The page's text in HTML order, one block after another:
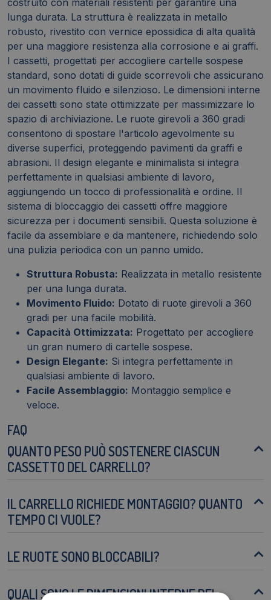
lunga durata. La struttura è realizzata in metallo
robusto, rivestito con vernice epossidica di alta qualità
per una maggiore resistenza alla corrosione e ai graffi.
I cassetti, progettati per accogliere cartelle sospese
standard, sono dotati di guide scorrevoli che assicurano
un movimento fluido e silenzioso. Le dimensioni interne
dei cassetti sono state ottimizzate per massimizzare lo
spazio di archiviazione. Le ruote girevoli a 360 gradi
consentono di spostare l'articolo agevolmente su
diverse superfici, proteggendo pavimenti da graffi e
abrasioni. Il design elegante e minimalista si integra
perfettamente in qualsiasi ambiente di lavoro,
aggiungendo un tocco di professionalità e ordine. Il
sistema di bloccaggio dei cassetti offre maggiore
sicurezza per i documenti sensibili. Questa soluzione è
facile da assemblare e da mantenere, richiedendo solo
una pulizia periodica con un panno umido.
Struttura Robusta: Realizzata in metallo resistente
per una lunga durata.
Movimento Fluido: Dotato di ruote girevoli a 360
gradi per una facile mobilità.
Capacità Ottimizzata: Progettato per accogliere
un gran numero di cartelle sospese.
Design Elegante: Si integra perfettamente in
qualsiasi ambiente di lavoro.
Facile Assemblaggio: Montaggio semplice e
veloce.
FAQ
QUANTO PESO PUÒ SOSTENERE CIASCUN
CASSETTO DEL CARRELLO?
IL CARRELLO RICHIEDE MONTAGGIO? QUANTO
TEMPO CI VUOLE?
LE RUOTE SONO BLOCCABILI?
QUALI SONO LE DIMENSIONI INTERNE DEI